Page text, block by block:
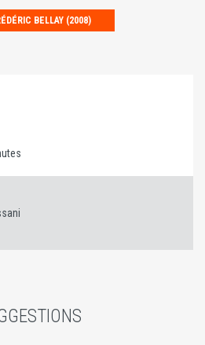
BELLAY (2008)